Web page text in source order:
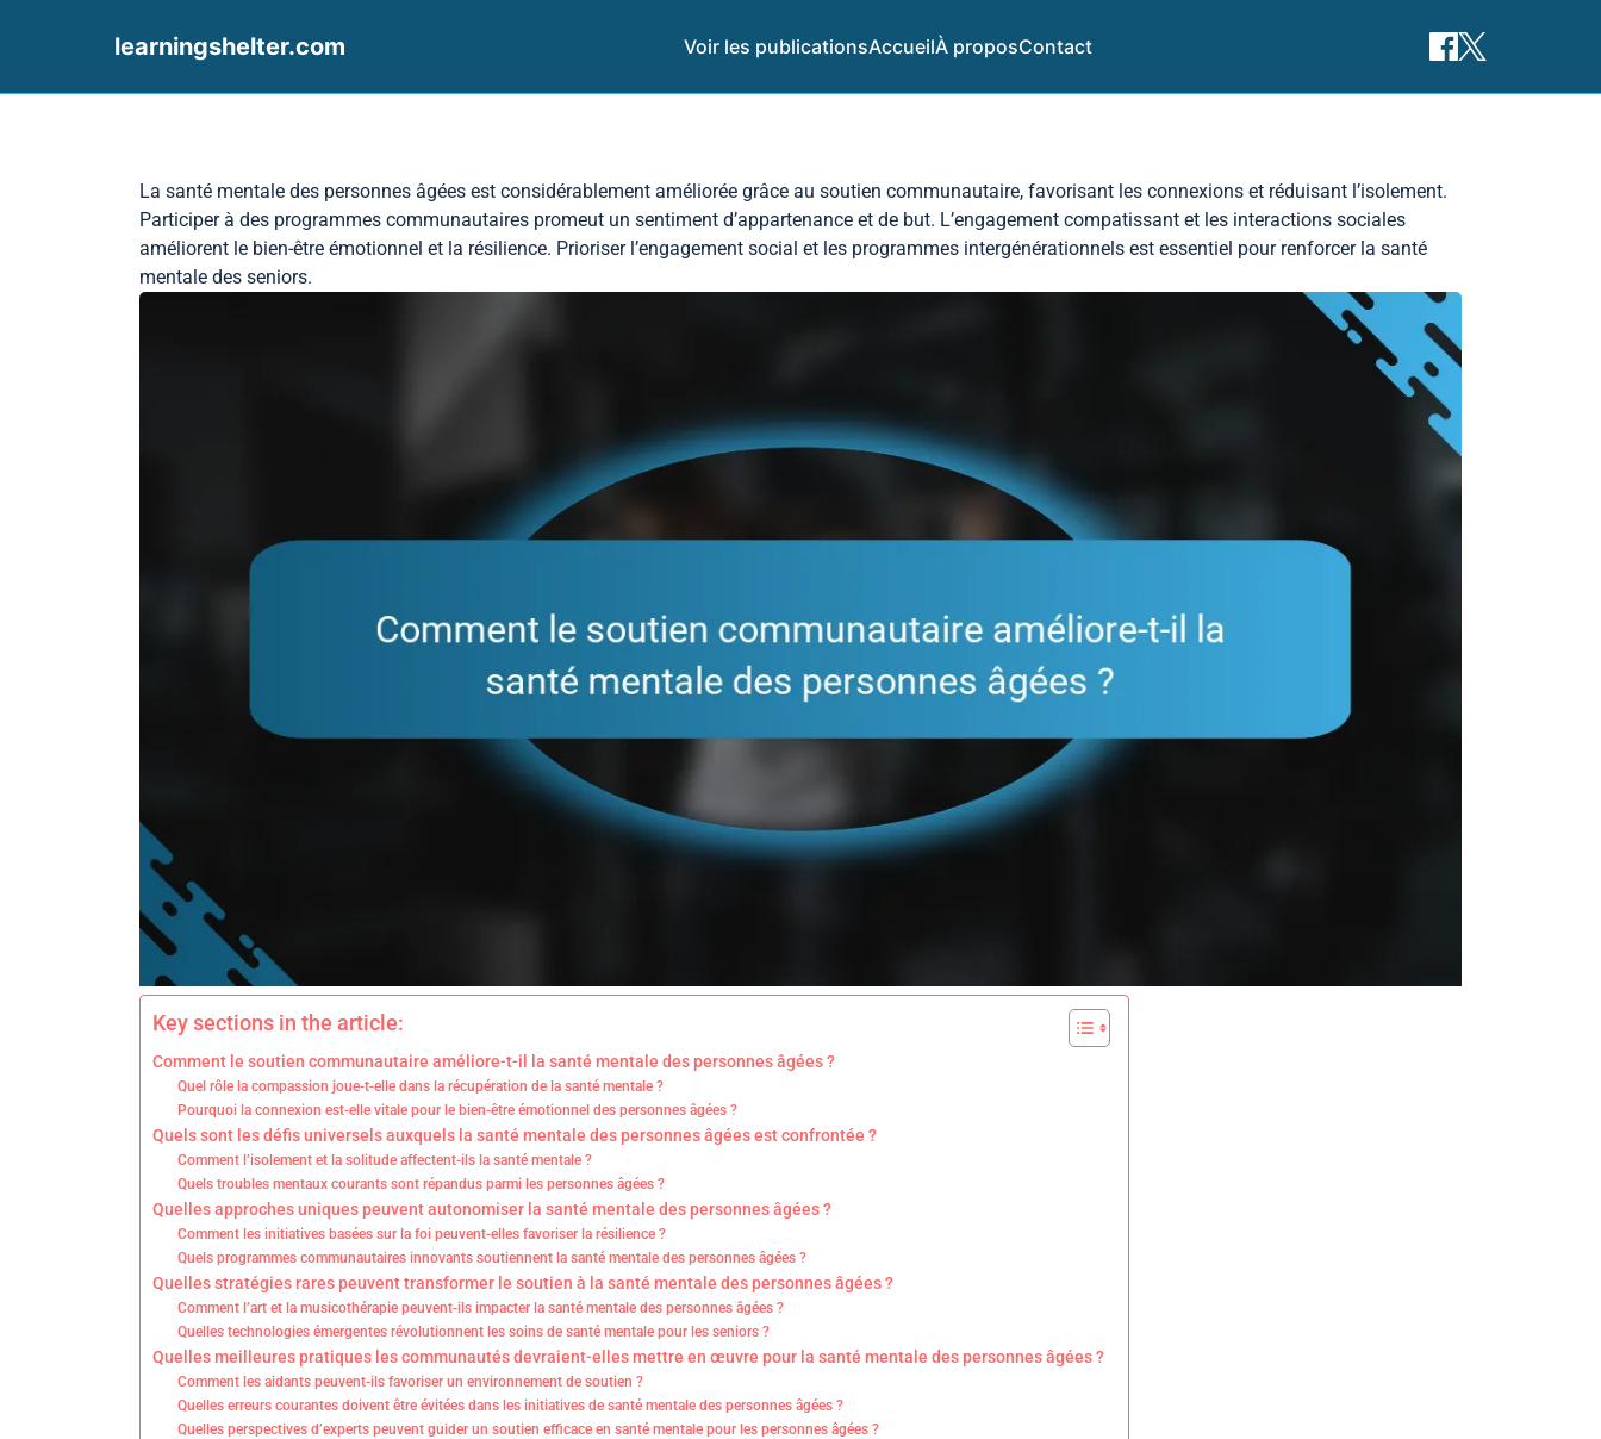
learningshelter.com Voir les publicationsAccueilÀ proposContact
La santé mentale des personnes âgées est considérablement améliorée grâce au soutien communautaire, favorisant les connexions et réduisant l’isolement.
Participer à des programmes communautaires promeut un sentiment d’appartenance et de but. L’engagement compatissant et les interactions sociales
améliorent le bien-être émotionnel et la résilience. Prioriser l’engagement social et les programmes intergénérationnels est essentiel pour renforcer la santé
mentale des seniors.
Key sections in the article:
Comment le soutien communautaire améliore-t-il la santé mentale des personnes âgées ?
Quel rôle la compassion joue-t-elle dans la récupération de la santé mentale ?
Pourquoi la connexion est-elle vitale pour le bien-être émotionnel des personnes âgées ?
Quels sont les défis universels auxquels la santé mentale des personnes âgées est confrontée ?
Comment l’isolement et la solitude affectent-ils la santé mentale ?
Quels troubles mentaux courants sont répandus parmi les personnes âgées ?
Quelles approches uniques peuvent autonomiser la santé mentale des personnes âgées ?
Comment les initiatives basées sur la foi peuvent-elles favoriser la résilience ?
Quels programmes communautaires innovants soutiennent la santé mentale des personnes âgées ?
Quelles stratégies rares peuvent transformer le soutien à la santé mentale des personnes âgées ?
Comment l’art et la musicothérapie peuvent-ils impacter la santé mentale des personnes âgées ?
Quelles technologies émergentes révolutionnent les soins de santé mentale pour les seniors ?
Quelles meilleures pratiques les communautés devraient-elles mettre en œuvre pour la santé mentale des personnes âgées ?
Comment les aidants peuvent-ils favoriser un environnement de soutien ?
Quelles erreurs courantes doivent être évitées dans les initiatives de santé mentale des personnes âgées ?
Quelles perspectives d’experts peuvent guider un soutien efficace en santé mentale pour les personnes âgées ?